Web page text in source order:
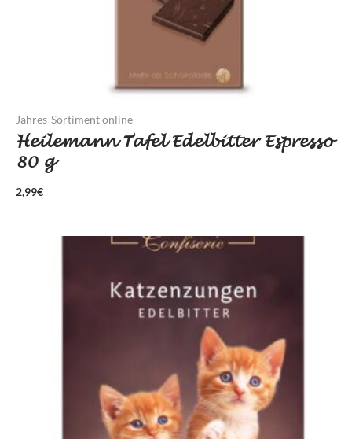
Jahres-Sortiment online
Heilemann Tafel Edelbitter Espresso
80 g
2,99€